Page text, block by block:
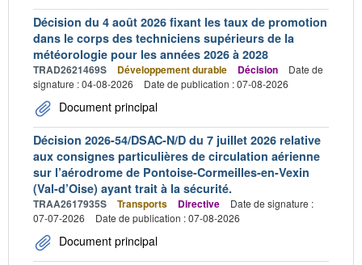
Décision du 4 août 2026 fixant les taux de promotion
dans le corps des techniciens supérieurs de la
météorologie pour les années 2026 à 2028
TRAD2621469S Développement durable Décision
Date de
signature : 04-08-2026
Date de publication : 07-08-2026
Document principal
Décision 2026-54/DSAC-N/D du 7 juillet 2026 relative
aux consignes particulières de circulation aérienne
sur l’aérodrome de Pontoise-Cormeilles-en-Vexin
(Val-d’Oise) ayant trait à la sécurité.
TRAA2617935S Transports Directive
Date de signature :
07-07-2026
Date de publication : 07-08-2026
Document principal